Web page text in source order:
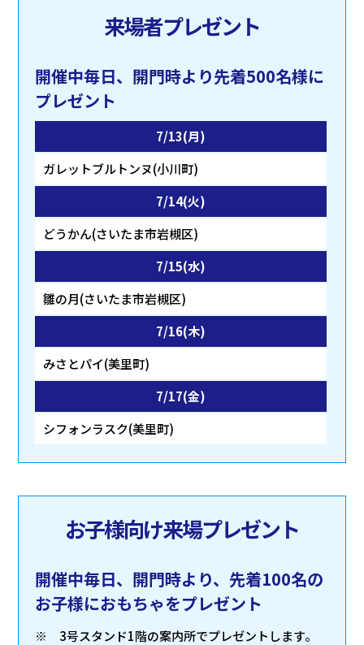
来場者プレゼント
開催中毎日、開門時より先着500名様に
プレゼント
7/13(月)
ガレットブルトンヌ(小川町)
7/14(火)
どうかん(さいたま市岩槻区)
7/15(水)
雛の月(さいたま市岩槻区)
7/16(木)
みさとパイ(美里町)
7/17(金)
シフォンラスク(美里町)
お子様向け来場プレゼント
開催中毎日、開門時より、先着100名の
お子様におもちゃをプレゼント
※ 3号スタンド1階の案内所でプレゼントします。